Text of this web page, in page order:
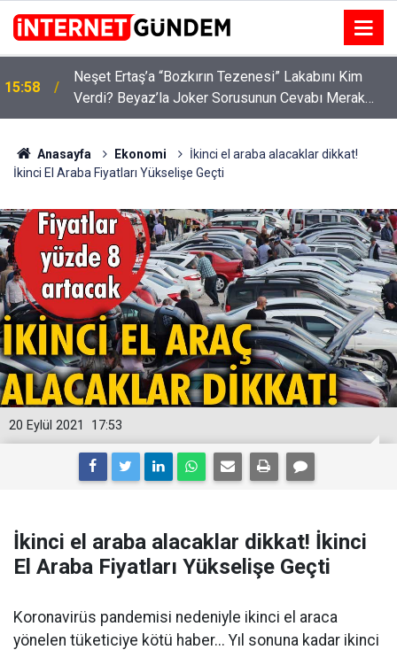
15:58
Neşet Ertaş’a “Bozkırın Tezenesi” Lakabını Kim
Verdi? Beyaz’la Joker Sorusunun Cevabı Merak
Edildi
Anasayfa Ekonomi
İkinci el araba alacaklar dikkat!
İkinci El Araba Fiyatları Yükselişe Geçti
17:53
20 Eylül 2021
İkinci el araba alacaklar dikkat! İkinci
El Araba Fiyatları Yükselişe Geçti
Koronavirüs pandemisi nedeniyle ikinci el araca
yönelen tüketiciye kötü haber... Yıl sonuna kadar ikinci